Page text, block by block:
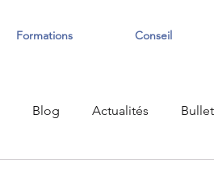
Formations Conseil
Blog Actualités